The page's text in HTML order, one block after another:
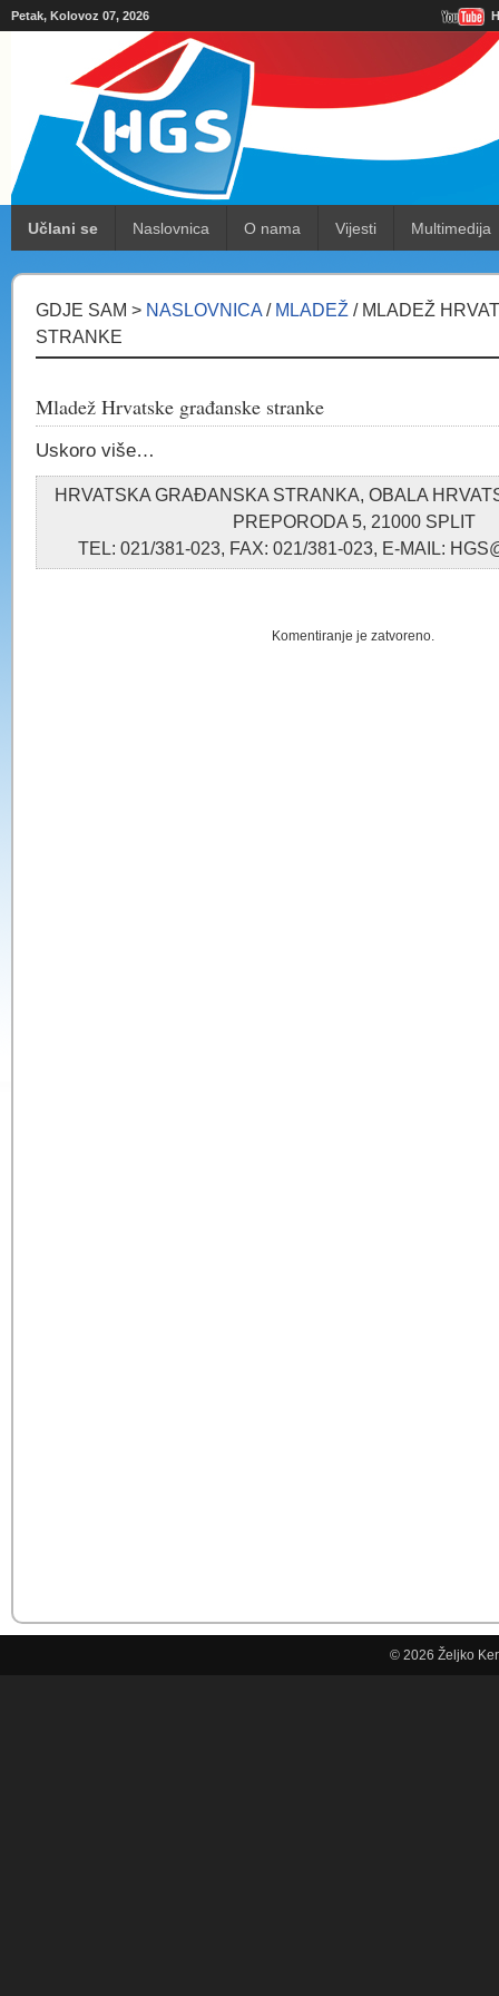
Petak, Kolovoz 07, 2026
Učlani se Naslovnica O nama Vijesti Multimedija
GDJE SAM > NASLOVNICA / MLADEŽ / MLADEŽ
STRANKE
Mladež Hrvatske građanske stranke
Uskoro više…
HRVATSKA GRAĐANSKA STRANKA, OBALA
PREPORODA 5, 21000 SPLIT
TEL: 021/381-023, FAX: 021/381-023, E-MAIL:
Komentiranje je zatvoreno.
© 2026 Željko